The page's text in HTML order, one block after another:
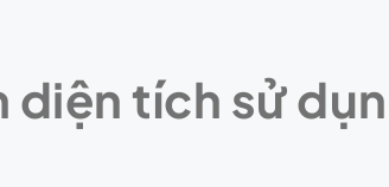
diện tích sử